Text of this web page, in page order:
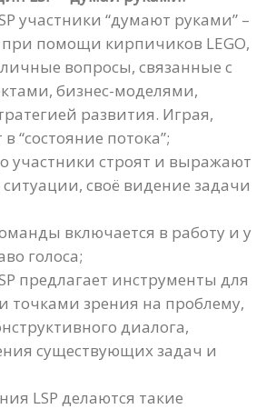
участники “думают руками” –
помощи кирпичиков LEGO,
вопросы, связанные с
бизнес-моделями,
развития. Играя,
“состояние потока”;
участники строят и выражают
своё видение задачи
включается в работу и у
голоса;
предлагает инструменты для
точками зрения на проблему,
диалога,
существующих задач и
LSP делаются такие